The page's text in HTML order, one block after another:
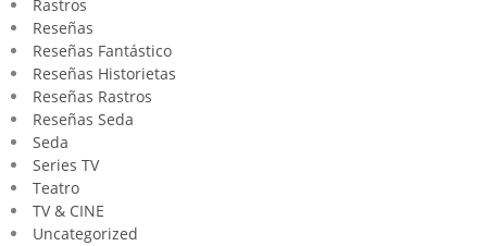
Rastros
Reseñas
Reseñas Fantástico
Reseñas Historietas
Reseñas Rastros
Reseñas Seda
Seda
Series TV
Teatro
TV & CINE
Uncategorized